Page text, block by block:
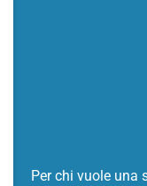
Per chi vuole una